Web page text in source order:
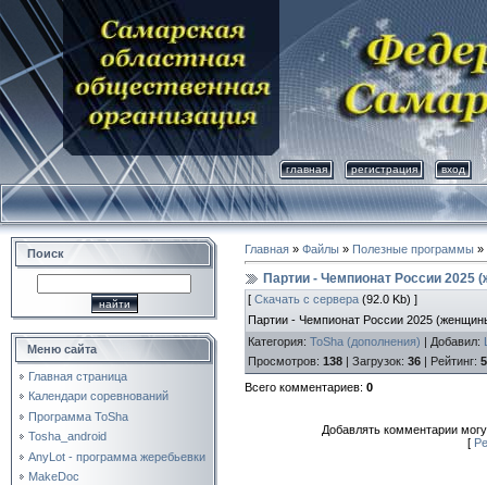
главная регистрация вход
Поиск
Меню сайта
Главная страница
Календари соревнований
Программа ToSha
Tosha_android
AnyLot - программа жеребьевки
MakeDoc
Главная » Файлы » Полезные программы »
Партии - Чемпионат России 2025
[ Скачать с сервера (92.0 Kb) ]
Партии - Чемпионат России 2025
Категория: ToSha (дополнения) | Добавил:
Просмотров: 138 | Загрузок: 36 | Рейтинг:
Всего комментариев: 0
Добавлять комментарии
[